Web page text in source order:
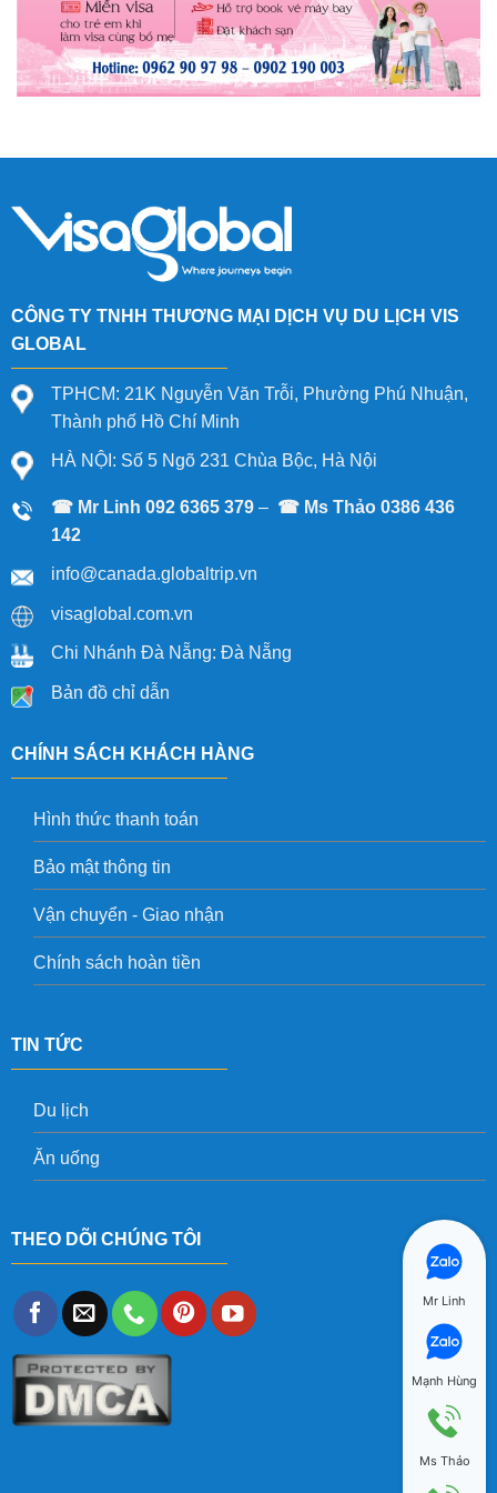
CÔNG TY TNHH THƯƠNG MẠI DỊCH VỤ DU LỊCH VIS
GLOBAL
TPHCM: 21K Nguyễn Văn Trỗi, Phường Phú Nhuận,
Thành phố Hồ Chí Minh
HÀ NỘI: Số 5 Ngõ 231 Chùa Bộc, Hà Nội
☎ Mr Linh 092 6365 379– ☎ Ms Thảo 0386 436
142
info@canada.globaltrip.vn
visaglobal.com.vn
Chi Nhánh Đà Nẵng: Đà Nẵng
Bản đồ chỉ dẫn
CHÍNH SÁCH KHÁCH HÀNG
Hình thức thanh toán
Bảo mật thông tin
Vận chuyển - Giao nhận
Chính sách hoàn tiền
TIN TỨC
Du lịch
Ăn uống
THEO DÕI CHÚNG TÔI
Mr Linh
Mạnh Hùng
Ms Thảo